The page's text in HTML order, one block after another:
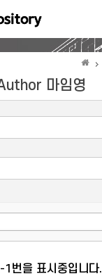
마임영
번을 표시중입니다.